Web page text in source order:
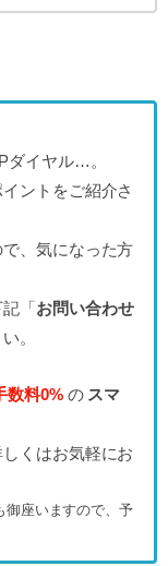
ダイヤル…。
ントをご紹介さ
、気になった方
「お問い合わせ
。
数料0% の スマ
くはお気軽にお
座いますので、予